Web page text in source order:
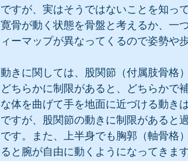
ですが、実はそうではないことを知っ
寛骨が動く状態を骨盤と考えるか、一
ィーマップが異なってくるので姿勢や
動きに関しては、股関節（付属肢骨格
どちらかに制限があると、どちらかで
な体を曲げて手を地面に近づける動き
ですが、股関節の動きに制限があると
です。また、上半身でも胸郭（軸骨格
ると腕が自由に動くようになってきま